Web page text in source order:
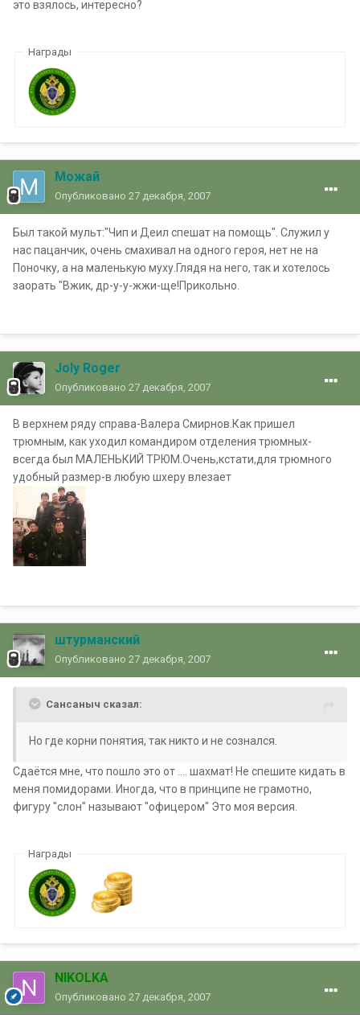
это взялось, интересно?
Награды
Можай
Опубликовано 27 декабря, 2007
Был такой мульт:"Чип и Деил спешат на помощь". Служил у
нас пацанчик, очень смахивал на одного героя, нет не на
Поночку, а на маленькую муху.Глядя на него, так и хотелось
заорать "Вжик, др-у-у-жжи-ще!Прикольно.
Joly Roger
Опубликовано 27 декабря, 2007
В верхнем ряду справа-Валера Смирнов.Как пришел
трюмным, как уходил командиром отделения трюмных-
всегда был МАЛЕНЬКИЙ ТРЮМ.Очень,кстати,для трюмного
удобный размер-в любую шхеру влезает
штурманский
Опубликовано 27 декабря, 2007
Сансаныч сказал:
Но где корни понятия, так никто и не сознался.
Сдаётся мне, что пошло это от .... шахмат! Не спешите кидать в
меня помидорами. Иногда, что в принципе не грамотно,
фигуру "слон" называют "офицером" Это моя версия.
Награды
NIKOLKA
Опубликовано 27 декабря, 2007